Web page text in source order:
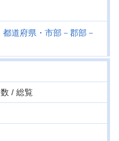
道府県・市部－郡部－
/ 総覧